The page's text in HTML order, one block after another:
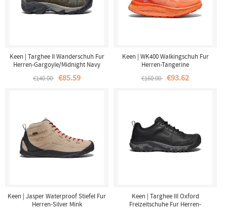
Keen | Targhee II Wanderschuh Fur
Herren-Gargoyle/Midnight Navy
€140.00 €85.59
Keen | WK400 Walkingschuh Fur
Herren-Tangerine
€160.00 €93.62
Keen | Jasper Waterproof Stiefel Fur
Herren-Silver Mink
Keen | Targhee III Oxford
Freizeitschuhe Fur Herren-